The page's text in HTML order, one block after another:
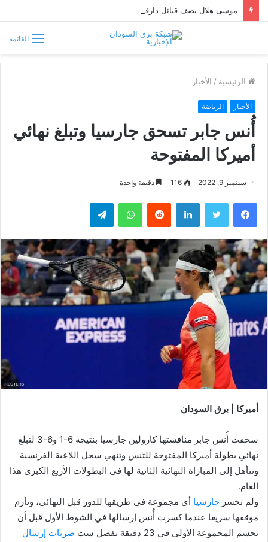
القائمة
الرئيسية / الأخبار
الأخبار الرياضة
أُنس جابر تسحق جارسيا وتبلغ نهائي
أميركا المفتوحة
سبتمبر 9, 2022 116 دقيقة واحدة
فيسبوك تويتر لينكدإن واتساب تيلقرام
أميركا | برق السودان
سحقت أُنس جابر منافستها كارولين جارسيا بنتيجة 6-1 و6-3 لتبلغ
نهائي بطولة أميركا المفتوحة للتنس وتنهي سجل اللاعبة الفرنسية
وتتأهل إلى المباراة النهائية الثانية لها في البطولات الأربع الكبرى هذا
العام.
ولم تخسر جارسيا أي مجموعة في طريقها للدور قبل النهائي، وتأزم
موقفها سريعا عندما كسرت أُنس إرسالها في الشوط الأول قبل أن
تحسم المجموعة الأولى في 23 دقيقة بفضل ست
ضربات إرسال